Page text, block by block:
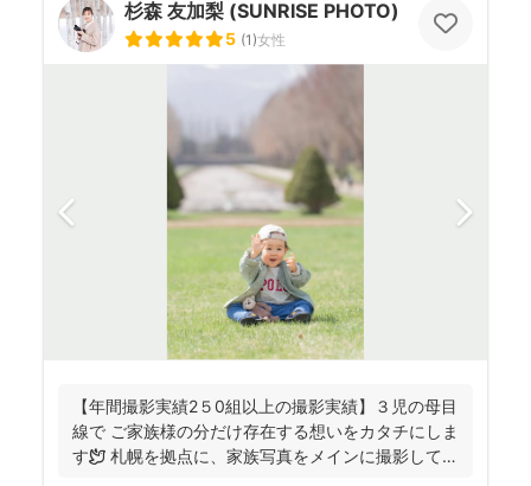
杉森 友加梨 (SUNRISE PHOTO)
5 (1)女性
【年間撮影実績2５0組以上の撮影実績】３児の母目
線で ご家族様の分だけ存在する想いをカタチにしま
す🕊️ 札幌を拠点に、家族写真をメインに撮影してお